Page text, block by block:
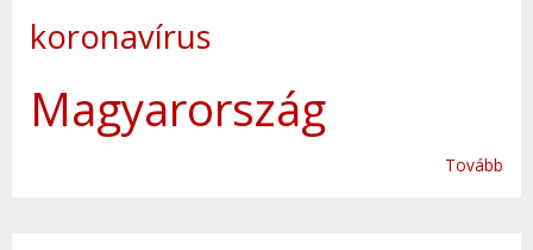
koronavírus
Magyarország
Tovább